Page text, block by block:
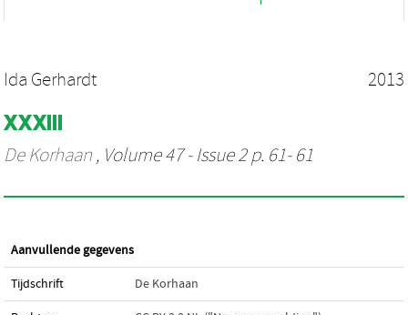
Ida Gerhardt 2013
XXXIII
De Korhaan , Volume 47 - Issue 2 p. 61- 61
Aanvullende gegevens
Tijdschrift De Korhaan